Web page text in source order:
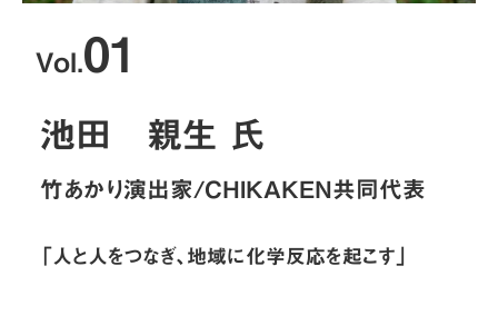
Vol.01
池田 親生 氏
竹あかり演出家/CHIKAKEN共同代表
「人と人をつなぎ、地域に化学反応を起こす」